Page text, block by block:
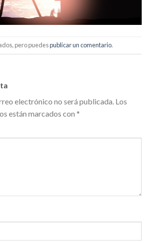
pero puedespublicar un comentario.
electrónico no será publicada. Los
están marcados con *